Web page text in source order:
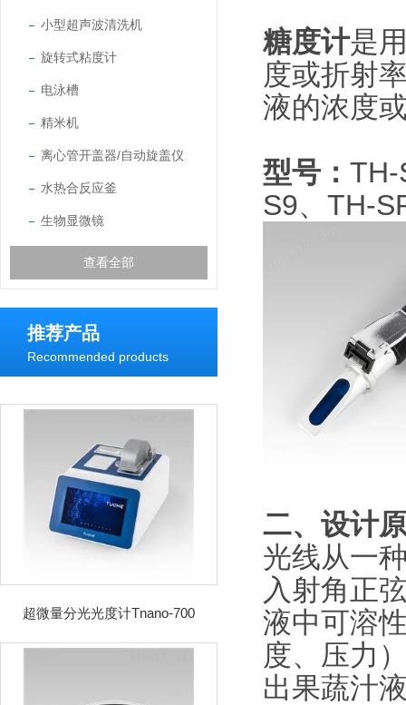
小型超声波清洗机
旋转式粘度计
电泳槽
精米机
离心管开盖器/自动旋盖仪
水热合反应釜
生物显微镜
查看全部
推荐产品
Recommended products
超微量分光光度计Tnano-700
糖度计是
度或折射
液的浓度
型号： TH-
S9、TH-
二、设计
光线从一
入射角正
液中可溶
度、压力
出果蔬汁